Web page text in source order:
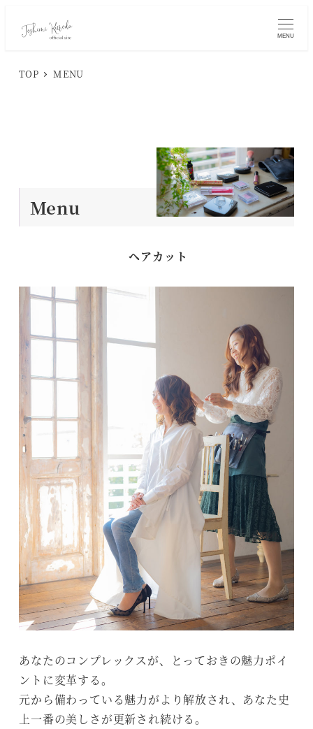
MENU
TOP MENU
Menu
ヘアカット
あなたのコンプレックスが、とっておきの魅力ポイ
ントに変革する。
元から備わっている魅力がより解放され、あなた史
上一番の美しさが更新され続ける。